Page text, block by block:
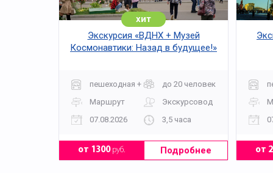
хит
Экскурсия «ВДНХ + Музей
Космонавтики: Назад в будущее!»
пешеходная + музейдо 20 человек
Маршрут
Экскурсовод
07.08.2026
3,5 часа
от 1300руб. Подробнее от